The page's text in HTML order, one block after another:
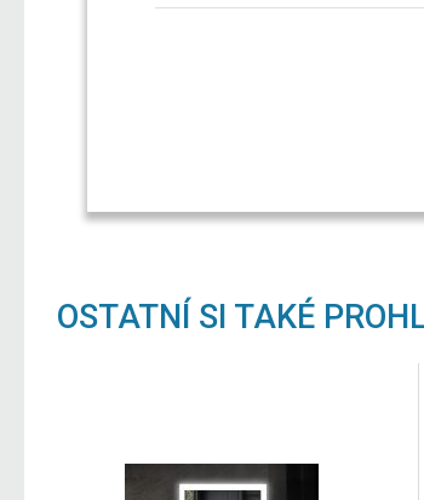
OSTATNÍ SI TAKÉ